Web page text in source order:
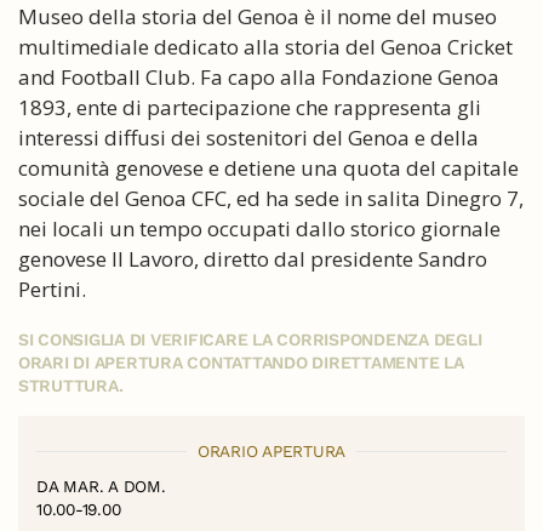
Museo della storia del Genoa è il nome del museo
multimediale dedicato alla storia del Genoa Cricket
and Football Club. Fa capo alla Fondazione Genoa
1893, ente di partecipazione che rappresenta gli
interessi diffusi dei sostenitori del Genoa e della
comunità genovese e detiene una quota del capitale
sociale del Genoa CFC, ed ha sede in salita Dinegro 7,
nei locali un tempo occupati dallo storico giornale
genovese Il Lavoro, diretto dal presidente Sandro
Pertini.
SI CONSIGLIA DI VERIFICARE LA CORRISPONDENZA DEGLI
ORARI DI APERTURA CONTATTANDO DIRETTAMENTE LA
STRUTTURA.
ORARIO APERTURA
DA MAR. A DOM.
10.00-19.00